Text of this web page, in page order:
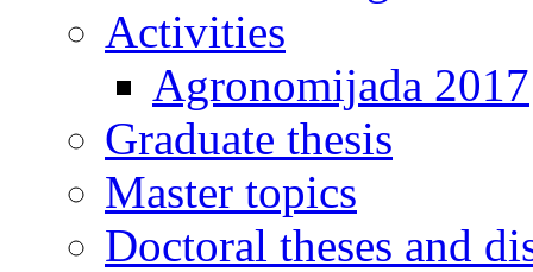
Activities
Agronomijada 2017
Graduate thesis
Master topics
Doctoral theses and